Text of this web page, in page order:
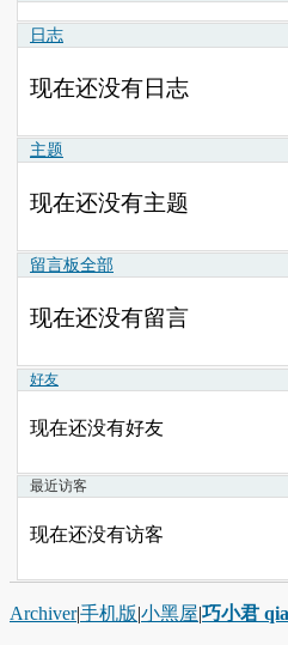
日志
现在还没有日志
主题
现在还没有主题
留言板全部
现在还没有留言
好友
现在还没有好友
最近访客
现在还没有访客
Archiver|手机版|小黑屋|巧小君